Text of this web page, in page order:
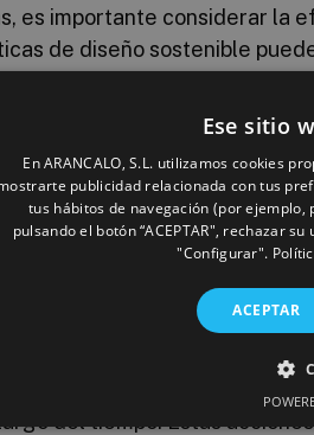
es importante considerar la
de diseño sostenible
enfocarse en la
y tipo de cableado
como la consolidación de
de la vida útil
de reemplazos
disminuye la generación
en el cableado no solo
del tiempo. Estas
Ese sitio
En ARANCALO, S.L. utilizamos cookies
publicidad relacionada con tus
tus hábitos de navegación (por ejemplo,
pulsando el botón “ACEPTAR", rechazar
"Configurar".
ACEPTAR